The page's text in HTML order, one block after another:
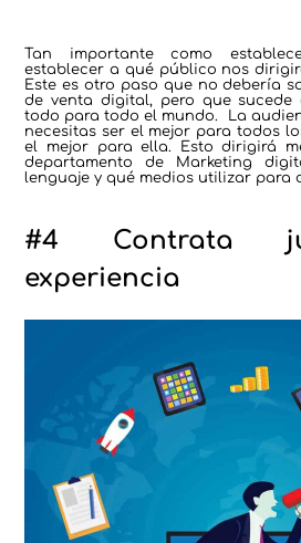
Tan importante como
establecer a qué público nos
Este es otro paso que no debería
de venta digital, pero que sucede
todo para todo el mundo. La
necesitas ser el mejor para todos
el mejor para ella. Esto dirigirá
departamento de Marketing
lenguaje y qué medios utilizar para
#4 Contrata
experiencia